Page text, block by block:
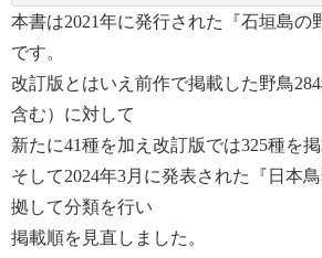
本書は2021年に発行された『石垣島の
です。
改訂版とはいえ前作で掲載した野鳥
含む）に対して
新たに41種を加え改訂版では325種を掲
そして2024年3月に発表された『日本
拠して分類を行い
掲載順を見直しました。